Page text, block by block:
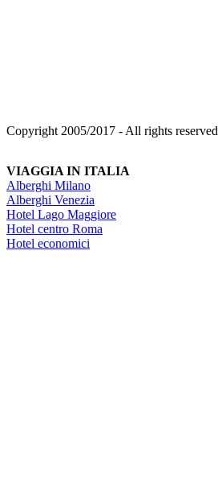
Copyright 2005/2017 - All rights reserved
VIAGGIA IN ITALIA
Alberghi Milano
Alberghi Venezia
Hotel Lago Maggiore
Hotel centro Roma
Hotel economici